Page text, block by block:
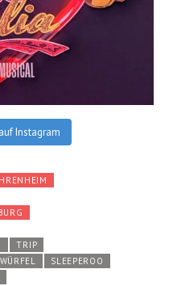
Instagram
TRIP
SLEEPEROO